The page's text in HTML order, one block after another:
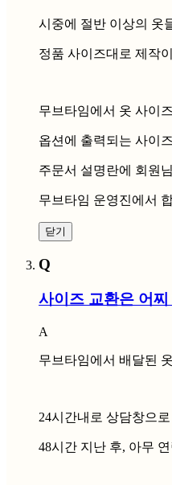
시중에 절반 이상의 옷
정품 사이즈대로 제작
무브타임에서 옷 사이
옵션에 출력되는 사이
주문서 설명란에 회원
무브타임 운영진에서
닫기
Q
사이즈 교환은 어찌
A
무브타임에서 배달된
24시간내로 상담창으
48시간 지난 후, 아무